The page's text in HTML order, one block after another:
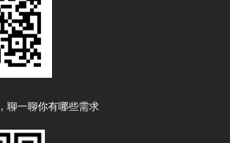
聊一聊你有哪些需求